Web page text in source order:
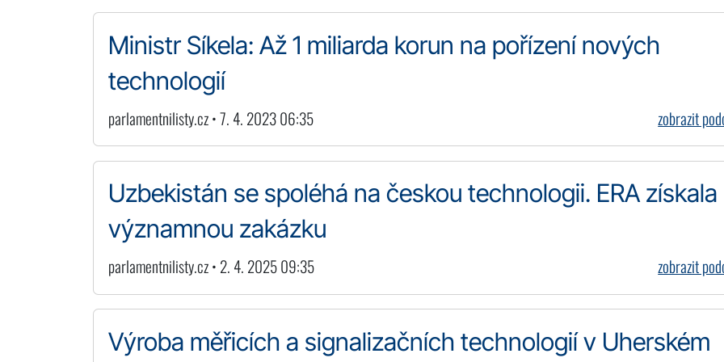
Ministr Síkela: Až 1 miliarda korun na pořízení nových
technologií
parlamentnilisty.cz • 7. 4. 2023 06:35 zobrazit
Uzbekistán se spoléhá na českou technologii. ERA získala
významnou zakázku
parlamentnilisty.cz • 2. 4. 2025 09:35 zobrazit
Výroba měřicích a signalizačních technologií v Uherském